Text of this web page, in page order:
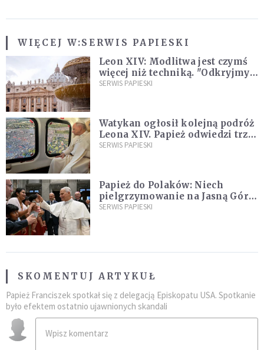
WIĘCEJ W:SERWIS PAPIESKI
Leon XIV: Modlitwa jest czymś
więcej niż techniką. "Odkryjmy
ją na nowo"
SERWIS PAPIESKI
Watykan ogłosił kolejną podróż
Leona XIV. Papież odwiedzi trzy
kraje Ameryki Południowej
SERWIS PAPIESKI
Papież do Polaków: Niech
pielgrzymowanie na Jasną Górę
umocni wiarę i nadzieję
SERWIS PAPIESKI
SKOMENTUJ ARTYKUŁ
Papież Franciszek spotkał się z delegacją Episkopatu USA. Spotkanie
było efektem ostatnio ujawnionych skandali